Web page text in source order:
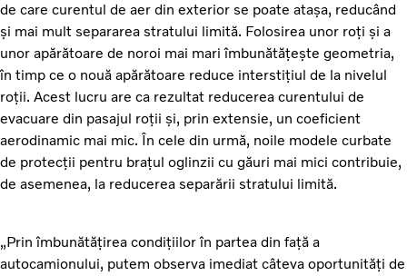
de care curentul de aer din exterior se poate atașa, reducând
și mai mult separarea stratului limită. Folosirea unor roți și a
unor apărătoare de noroi mai mari îmbunătățește geometria,
în timp ce o nouă apărătoare reduce interstițiul de la nivelul
roții. Acest lucru are ca rezultat reducerea curentului de
evacuare din pasajul roții și, prin extensie, un coeficient
aerodinamic mai mic. În cele din urmă, noile modele curbate
de protecții pentru brațul oglinzii cu găuri mai mici contribuie,
de asemenea, la reducerea separării stratului limită.
„Prin îmbunătățirea condițiilor în partea din față a
autocamionului, putem observa imediat câteva oportunități de